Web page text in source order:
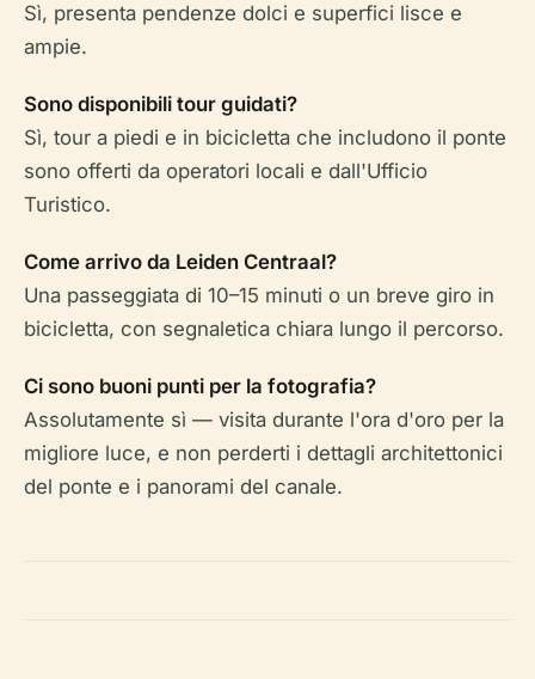
Sì, presenta pendenze dolci e superfici lisce e
ampie.
Sono disponibili tour guidati?
Sì, tour a piedi e in bicicletta che includono il ponte
sono offerti da operatori locali e dall'Ufficio
Turistico.
Come arrivo da Leiden Centraal?
Una passeggiata di 10–15 minuti o un breve giro in
bicicletta, con segnaletica chiara lungo il percorso.
Ci sono buoni punti per la fotografia?
Assolutamente sì — visita durante l'ora d'oro per la
migliore luce, e non perderti i dettagli architettonici
del ponte e i panorami del canale.